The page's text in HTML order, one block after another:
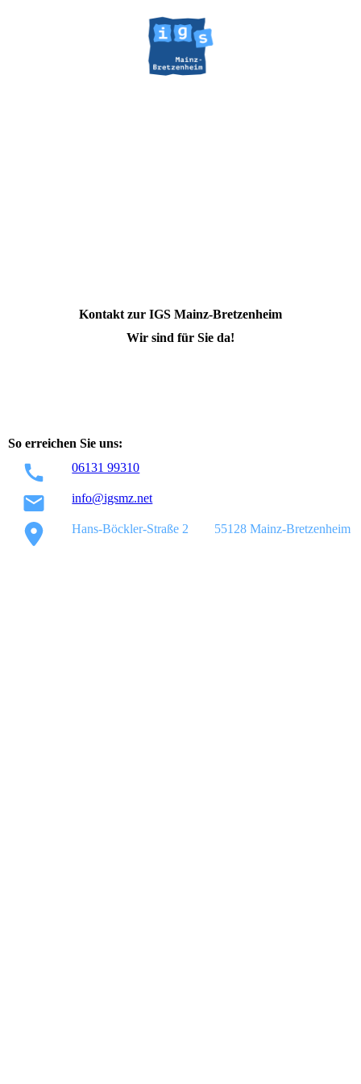
Kontakt zur IGS Mainz-Bretzenheim
Wir sind für Sie da!
So erreichen Sie uns:
06131 99310
info@igsmz.net
Hans-Böckler-Straße 2 55128 Mainz-Bretzenheim